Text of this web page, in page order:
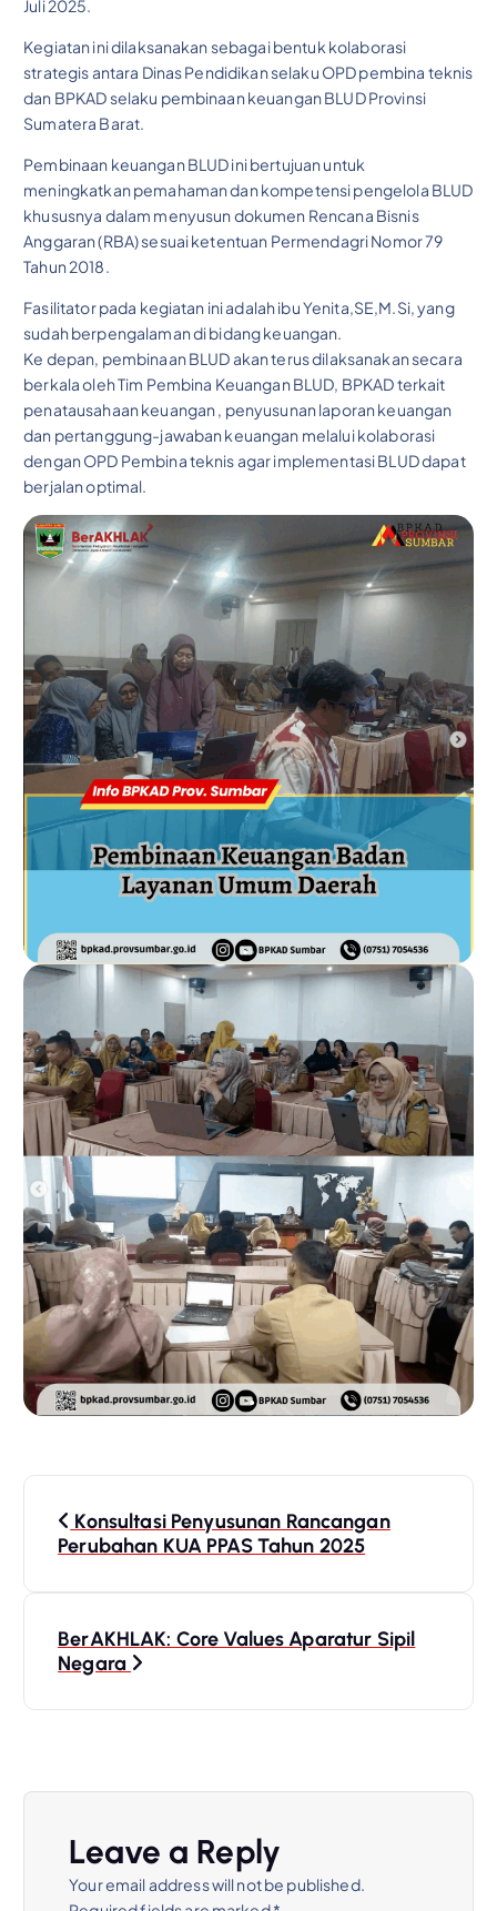
Juli 2025.
Kegiatan ini dilaksanakan sebagai bentuk kolaborasi
strategis antara Dinas Pendidikan selaku OPD pembina teknis
dan BPKAD selaku pembinaan keuangan BLUD Provinsi
Sumatera Barat.
Pembinaan keuangan BLUD ini bertujuan untuk
meningkatkan pemahaman dan kompetensi pengelola BLUD
khususnya dalam menyusun dokumen Rencana Bisnis
Anggaran (RBA) sesuai ketentuan Permendagri Nomor 79
Tahun 2018.
Fasilitator pada kegiatan ini adalah ibu Yenita,SE,M.Si, yang
sudah berpengalaman di bidang keuangan.
Ke depan, pembinaan BLUD akan terus dilaksanakan secara
berkala oleh Tim Pembina Keuangan BLUD, BPKAD terkait
penatausahaan keuangan , penyusunan laporan keuangan
dan pertanggung-jawaban keuangan melalui kolaborasi
dengan OPD Pembina teknis agar implementasi BLUD dapat
berjalan optimal.
Konsultasi Penyusunan Rancangan
Perubahan KUA PPAS Tahun 2025
BerAKHLAK: Core Values Aparatur Sipil
Negara
Leave a Reply
Your email address will not be published.